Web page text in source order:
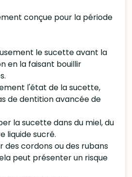
conçue pour la période
le sucette avant la
en la faisant bouillir
l'état de la sucette,
de dentition avancée de
la sucette dans du miel, du
liquide sucré.
des cordons ou des rubans
peut présenter un risque